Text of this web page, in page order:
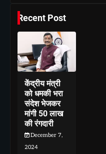
Recent Post
केंद्रीय मंत्री
को धमकी भरा
संदेश भेजकर
मांगी 50 लाख
की रंगदारी
December 7,
2024